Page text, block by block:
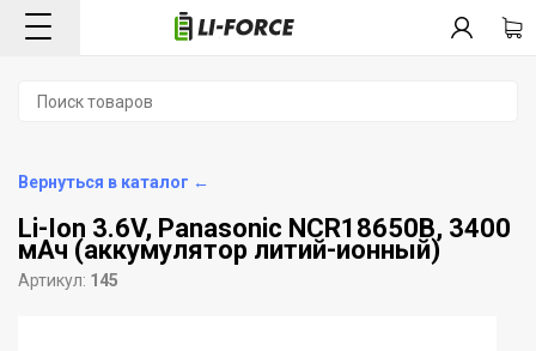
Вернуться в каталог ←
Li-Ion 3.6V, Panasonic NCR18650B, 3400
мАч (аккумулятор литий-ионный)
Артикул: 145